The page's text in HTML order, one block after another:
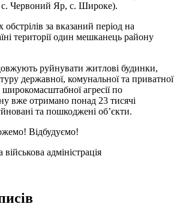
Червоний Яр, с. Широке).
за вказаний період на
території один мешканець району
руйнувати житлові будинки,
державної, комунальної та приватної
агресії по
вже отримано понад 23 тисячі
та пошкоджені об’єкти.
Відбудуємо!
адміністрація